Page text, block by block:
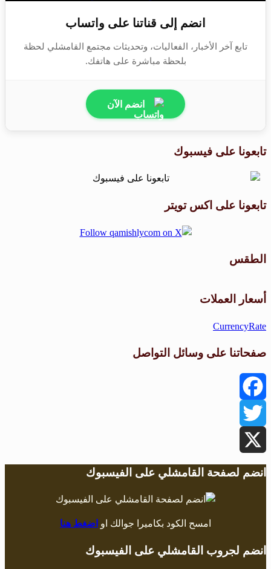
انضم إلى قناتنا على واتساب
تابع آخر الأخبار، الفعاليات، وتحديثات مجتمع القامشلي لحظة
بلحظة مباشرة على هاتفك.
انضم الآن
تابعونا على فيسبوك
تابعونا على اكس تويتر
الطقس
أسعار العملات
CurrencyRate
صفحاتنا على وسائل التواصل
Facebook
Twitter
X
انضم لصفحة القامشلي على الفيسبوك
امسح الكود بكاميرا جوالك او اضغط هنا
انضم لجروب القامشلي على الفيسبوك